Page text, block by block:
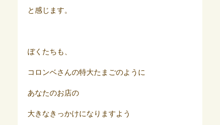
と感じます。
ぼくたちも、
コロンベさんの特大たまごのように
あなたのお店の
大きなきっかけになりますよう